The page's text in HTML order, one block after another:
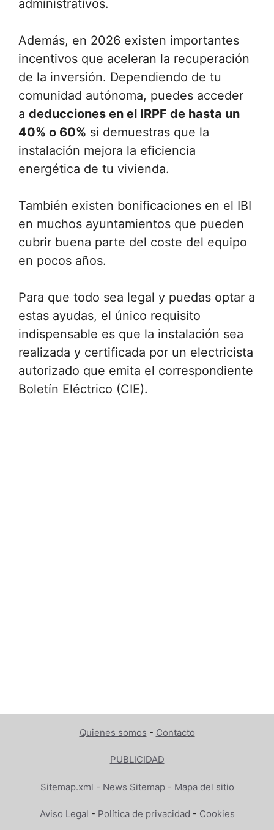
administrativos.
Además, en 2026 existen importantes
incentivos que aceleran la recuperación
de la inversión. Dependiendo de tu
comunidad autónoma, puedes acceder
a deducciones en el IRPF de hasta un
40% o 60% si demuestras que la
instalación mejora la eficiencia
energética de tu vivienda.
También existen bonificaciones en el IBI
en muchos ayuntamientos que pueden
cubrir buena parte del coste del equipo
en pocos años.
Para que todo sea legal y puedas optar a
estas ayudas, el único requisito
indispensable es que la instalación sea
realizada y certificada por un electricista
autorizado que emita el correspondiente
Boletín Eléctrico (CIE).
Quienes somos - Contacto
PUBLICIDAD
Sitemap.xml - News Sitemap- Mapa del sitio
Aviso Legal - Política de privacidad - Cookies